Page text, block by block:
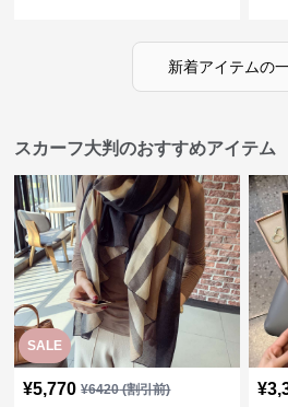
新着アイテムの
スカーフ大判のおすすめアイテム
SALE
¥5,770 ¥6420(割引前) ¥